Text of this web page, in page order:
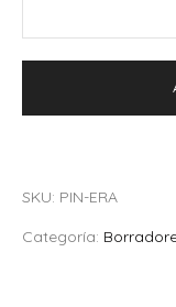
lápiz
SKU: PIN-ERA
Categoría: